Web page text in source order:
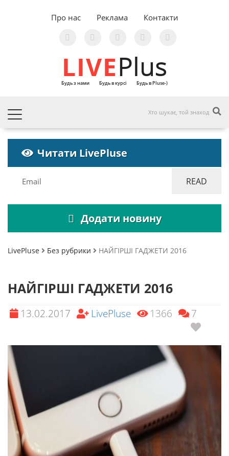
Про нас Реклама Контакти
LIVEPlus
Будь з нами Будь в курсі Будь в Pluse-)
Читати LivePluse
Додати новину
LivePluse Без рубрики НАЙГІРШІ ГАДЖЕТИ 2016
НАЙГІРШІ ГАДЖЕТИ 2016
13.02.2017 LivePluse 1366 7